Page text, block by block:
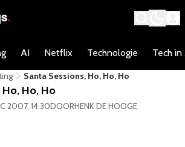
AI Netflix Technologie Tech in
Santa Sessions, Ho, Ho, Ho
Ho, Ho, Ho
2007, 14:30DOORHENK DE HOOGE